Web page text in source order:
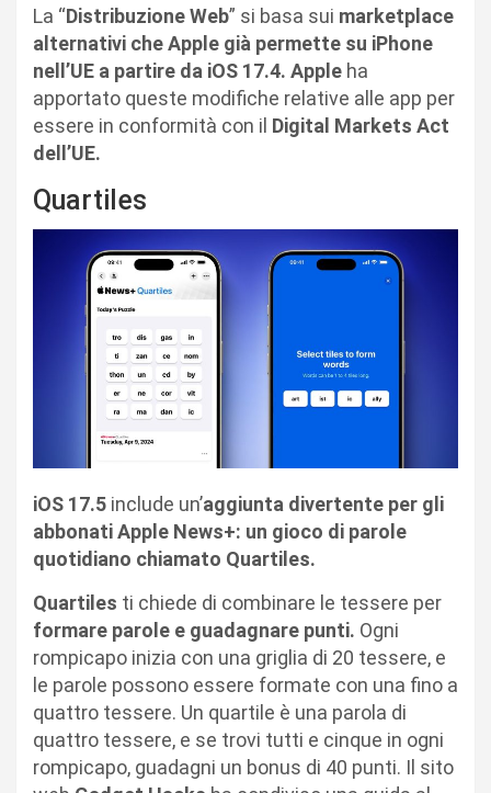
La “Distribuzione Web” si basa sui marketplace
alternativi che Apple già permette su iPhone
nell’UE a partire da iOS 17.4. Apple ha
apportato queste modifiche relative alle app per
essere in conformità con il Digital Markets Act
dell’UE.
Quartiles
iOS 17.5 include un’aggiunta divertente per gli
abbonati Apple News+: un gioco di parole
quotidiano chiamato Quartiles.
Quartiles ti chiede di combinare le tessere per
formare parole e guadagnare punti. Ogni
rompicapo inizia con una griglia di 20 tessere, e
le parole possono essere formate con una fino a
quattro tessere. Un quartile è una parola di
quattro tessere, e se trovi tutti e cinque in ogni
rompicapo, guadagni un bonus di 40 punti. Il sito